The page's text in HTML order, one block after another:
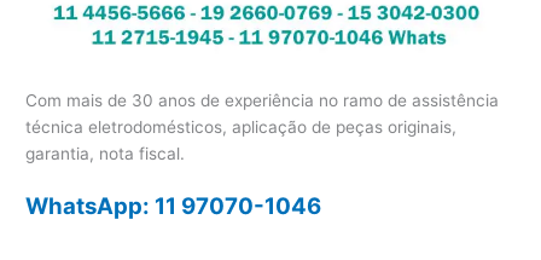
Com mais de 30 anos de experiência no ramo de assistência
técnica eletrodomésticos, aplicação de peças originais,
garantia, nota fiscal.
WhatsApp: 11 97070-1046